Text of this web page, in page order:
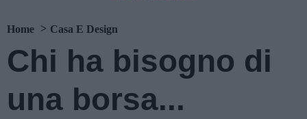
Home Casa E Design
Chi ha bisogno di
una borsa...